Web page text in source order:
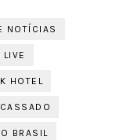
NOTÍCIAS
LIVE
HOTEL
BRASIL